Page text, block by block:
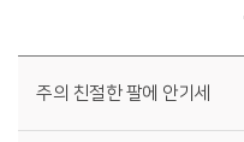
주의 친절한 팔에 안기세